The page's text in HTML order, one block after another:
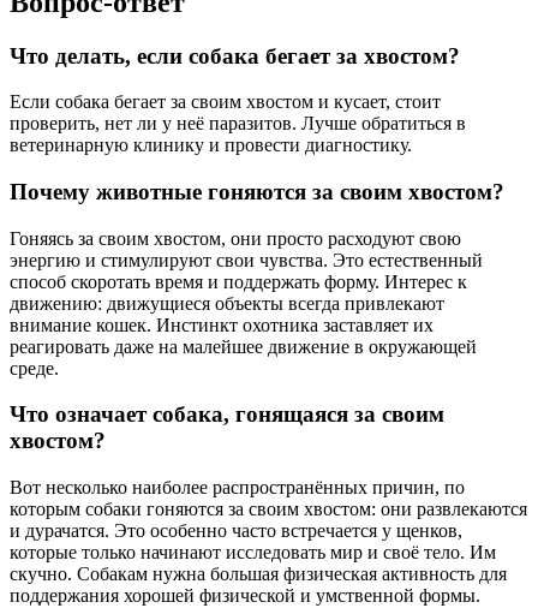
Что делать, если собака бегает за хвостом?
Если собака бегает за своим хвостом и кусает, стоит
проверить, нет ли у неё паразитов. Лучше обратиться в
ветеринарную клинику и провести диагностику.
Почему животные гоняются за своим хвостом?
Гоняясь за своим хвостом, они просто расходуют свою
энергию и стимулируют свои чувства. Это естественный
способ скоротать время и поддержать форму. Интерес к
движению: движущиеся объекты всегда привлекают
внимание кошек. Инстинкт охотника заставляет их
реагировать даже на малейшее движение в окружающей
среде.
Что означает собака, гонящаяся за своим
хвостом?
Вот несколько наиболее распространённых причин, по
которым собаки гоняются за своим хвостом: они развлекаются
и дурачатся. Это особенно часто встречается у щенков,
которые только начинают исследовать мир и своё тело. Им
скучно. Собакам нужна большая физическая активность для
поддержания хорошей физической и умственной формы.